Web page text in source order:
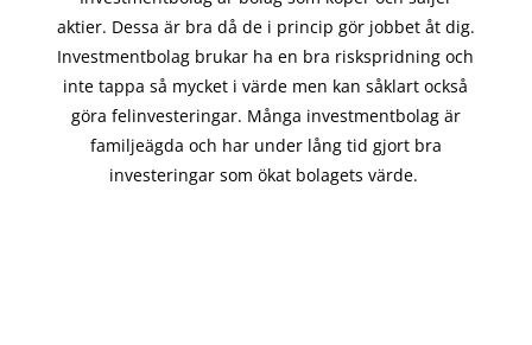
aktier. Dessa är bra då de i princip görjobbet åt dig.
Investmentbolag brukar ha en bra riskspridning och
inte tappa så mycket i värde men kan såklart också
göra felinvesteringar. Många investmentbolag är
familjeägda och har under lång tid gjort bra
investeringar som ökat bolagets värde.